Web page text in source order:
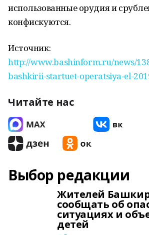
использованные орудия и
конфискуются.
Источник:
http://www.bashinform.ru/news/
bashkirii-startuet-operatsiya-el-
Читайте нас
Выбор редакции
Жителей
сообщать об
ситуациях и
детей